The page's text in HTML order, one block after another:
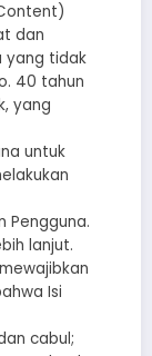
dan
yang tidak
40 tahun
yang
untuk
Pengguna.
lanjut.
Isi
cabul;